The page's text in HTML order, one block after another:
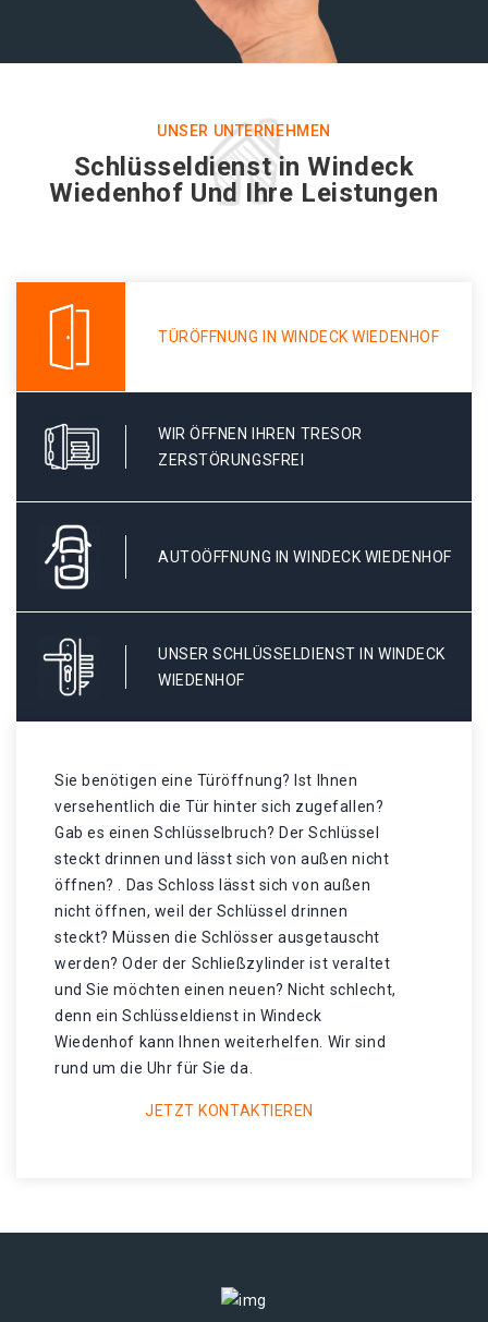
UNSER UNTERNEHMEN
Schlüsseldienst in Windeck
Wiedenhof Und Ihre Leistungen
TÜRÖFFNUNG IN WINDECK WIEDENHOF
WIR ÖFFNEN IHREN TRESOR
ZERSTÖRUNGSFREI
AUTOÖFFNUNG IN WINDECK WIEDENHOF
UNSER SCHLÜSSELDIENST IN WINDECK
WIEDENHOF
Sie benötigen eine Türöffnung? Ist Ihnen
versehentlich die Tür hinter sich zugefallen?
Gab es einen Schlüsselbruch? Der Schlüssel
steckt drinnen und lässt sich von außen nicht
öffnen? . Das Schloss lässt sich von außen
nicht öffnen, weil der Schlüssel drinnen
steckt? Müssen die Schlösser ausgetauscht
werden? Oder der Schließzylinder ist veraltet
und Sie möchten einen neuen? Nicht schlecht,
denn ein Schlüsseldienst in Windeck
Wiedenhof kann Ihnen weiterhelfen. Wir sind
rund um die Uhr für Sie da.
JETZT KONTAKTIEREN